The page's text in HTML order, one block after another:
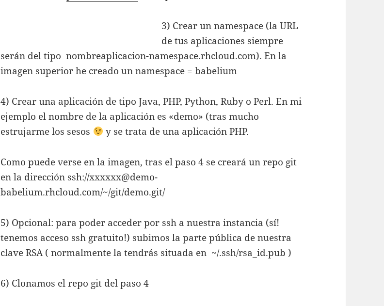
3) Crear un namespace (la URL
de tus aplicaciones siempre
serán del tipo nombreaplicacion-namespace.rhcloud.com). En la
imagen superior he creado un namespace = babelium
4) Crear una aplicación de tipo Java, PHP, Python, Ruby o Perl. En mi
ejemplo el nombre de la aplicación es «demo» (tras mucho
estrujarme los sesos
y se trata de una aplicación PHP.
Como puede verse en la imagen, tras el paso 4 se creará un repo git
en la dirección ssh://xxxxxx@demo-
babelium.rhcloud.com/~/git/demo.git/
5) Opcional: para poder acceder por ssh a nuestra instancia (sí!
tenemos acceso ssh gratuito!) subimos la parte pública de nuestra
clave RSA ( normalmente la tendrás situada en ~/.ssh/rsa_id.pub )
6) Clonamos el repo git del paso 4